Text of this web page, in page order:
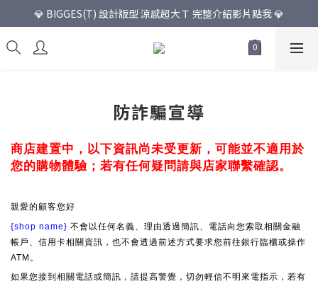
💎 BIGGES(T) 設計版型 涼感超大Ｔ 完整介紹影片點我 💎
防詐騙宣導
商店建置中，以下資訊尚未受更新，可能並不適用於
您的購物體驗；若有任何疑問請與店家聯繫確認。
親愛的顧客您好
{shop name} 不會以任何名義、理由透過簡訊、電話向您索取相關金融
帳戶、信用卡相關資訊，也不會透過前述方式要求您前往銀行臨櫃或操作
ATM。
如果您接到相關電話或簡訊，請提高警覺，切勿輕信不明來電指示，若有